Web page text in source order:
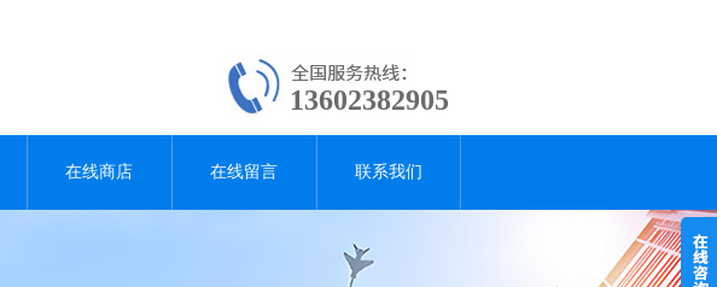
13602382905
在线商店 在线留言 联系我们